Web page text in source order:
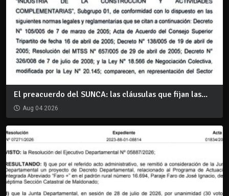
El preacuerdo del SUNCA: las cláusulas que fijan las...
Aug 04 2026